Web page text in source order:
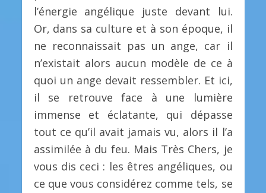
l’énergie angélique juste devant lui.
Or, dans sa culture et à son époque, il
ne reconnaissait pas un ange, car il
n’existait alors aucun modèle de ce à
quoi un ange devait ressembler. Et ici,
il se retrouve face à une lumière
immense et éclatante, qui dépasse
tout ce qu’il avait jamais vu, alors il l’a
assimilée à du feu. Mais Très Chers, je
vous dis ceci : les êtres angéliques, ou
ce que vous considérez comme tels, se